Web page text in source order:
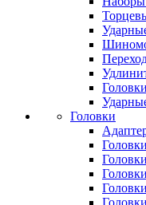
Головки